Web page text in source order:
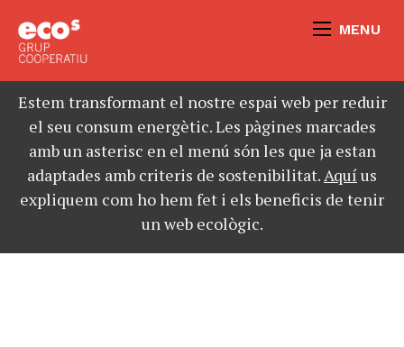
MENU
Estem transformant el nostre espai web per reduir
el seu consum energètic. Les pàgines marcades
amb un asterisc en el menú són les que ja estan
adaptades amb criteris de sostenibilitat.Aquíus
expliquem com ho hem fet i els beneficis de tenir
un web ecològic.